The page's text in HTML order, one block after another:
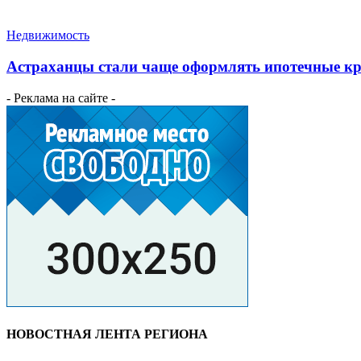
Недвижимость
Астраханцы стали чаще оформлять ипотечные
- Реклама на сайте -
НОВОСТНАЯ ЛЕНТА РЕГИОНА